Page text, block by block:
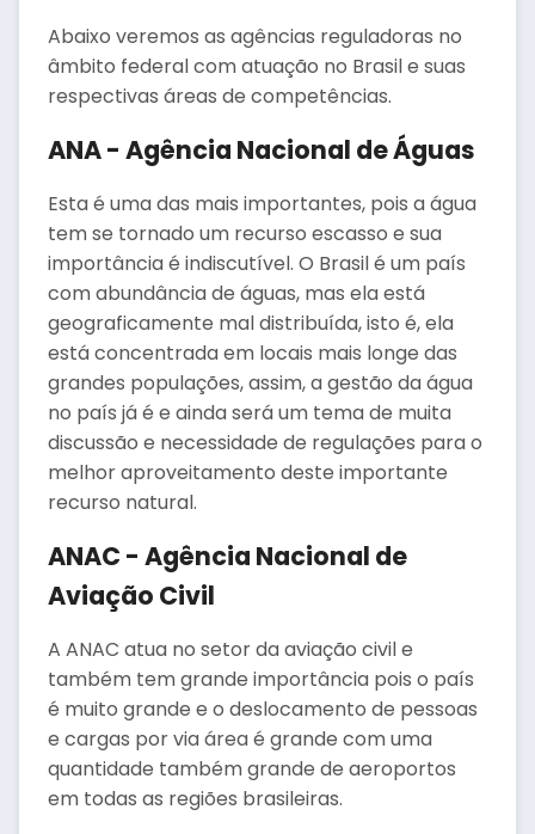
Abaixo veremos as agências reguladoras no
âmbito federal com atuação no Brasil e suas
respectivas áreas de competências.
ANA - Agência Nacional de Águas
Esta é uma das mais importantes, pois a água
tem se tornado um recurso escasso e sua
importância é indiscutível. O Brasil é um país
com abundância de águas, mas ela está
geograficamente mal distribuída, isto é, ela
está concentrada em locais mais longe das
grandes populações, assim, a gestão da água
no país já é e ainda será um tema de muita
discussão e necessidade de regulações para o
melhor aproveitamento deste importante
recurso natural.
ANAC - Agência Nacional de
Aviação Civil
A ANAC atua no setor da aviação civil e
também tem grande importância pois o país
é muito grande e o deslocamento de pessoas
e cargas por via área é grande com uma
quantidade também grande de aeroportos
em todas as regiões brasileiras.